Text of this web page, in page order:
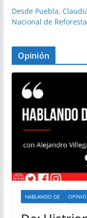
Desde Puebla,
Nacional de
Opinión
HABLANDO DE